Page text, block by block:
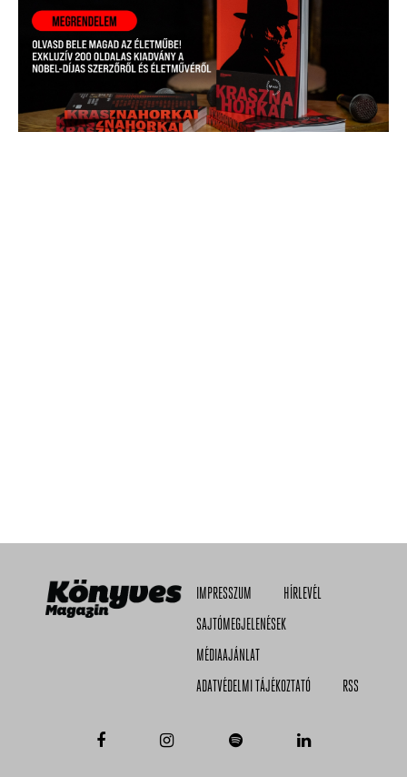
IMPRESSZUM
HÍRLEVÉL
SAJTÓMEGJELENÉSEK
MÉDIAAJÁNLAT
ADATVÉDELMI TÁJÉKOZTATÓ
RSS